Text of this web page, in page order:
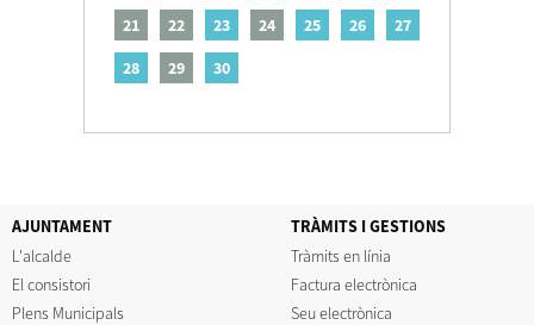
21
22 23 24 25 26
27
28
29 30
AJUNTAMENT
L'alcalde
El consistori
Plens Municipals
TRÀMITS I GESTIONS
Tràmits en línia
Factura electrònica
Seu electrònica